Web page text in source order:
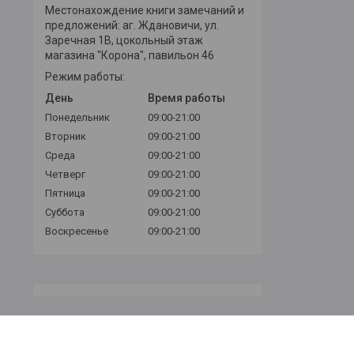
Местонахождение книги замечаний и
предложений: аг. Ждановичи, ул.
Заречная 1В, цокольный этаж
магазина "Корона", павильон 46
Режим работы:
День
Время работы
Понедельник
09:00-21:00
Вторник
09:00-21:00
Среда
09:00-21:00
Четверг
09:00-21:00
Пятница
09:00-21:00
Суббота
09:00-21:00
Воскресенье
09:00-21:00